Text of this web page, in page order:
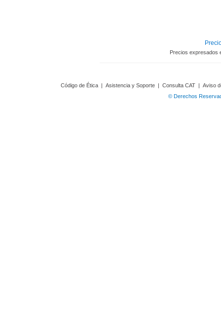
Precios expresados
Código de Ética | Asistencia y Soporte | Consulta CAT | Aviso
© Derechos